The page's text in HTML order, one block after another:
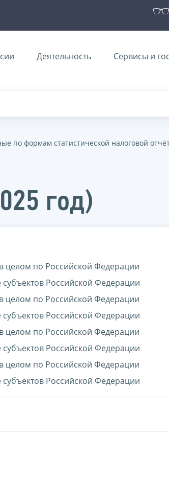
Деятельность Сервисы и
по формам статистической налоговой
год)
целом по Российской Федерации
субъектов Российской Федерации
целом по Российской Федерации
субъектов Российской Федерации
целом по Российской Федерации
субъектов Российской Федерации
целом по Российской Федерации
субъектов Российской Федерации